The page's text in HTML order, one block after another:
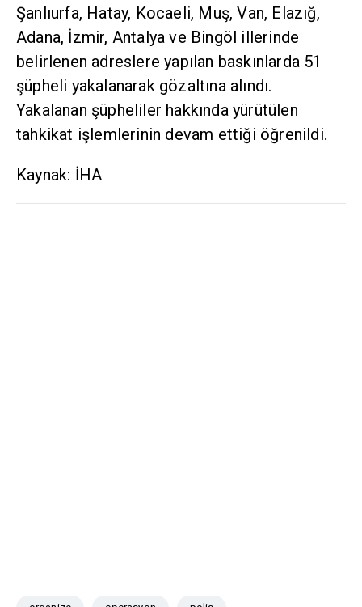
Şanlıurfa, Hatay, Kocaeli, Muş, Van, Elazığ,
Adana, İzmir, Antalya ve Bingöl illerinde
belirlenen adreslere yapılan baskınlarda 51
şüpheli yakalanarak gözaltına alındı.
Yakalanan şüpheliler hakkında yürütülen
tahkikat işlemlerinin devam ettiği öğrenildi.
Kaynak: İHA